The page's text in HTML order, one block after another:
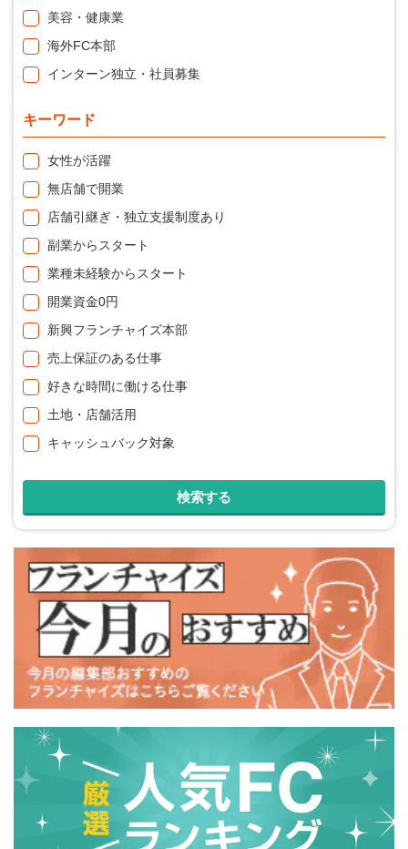
美容・健康業
海外FC本部
インターン独立・社員募集
キーワード
女性が活躍
無店舗で開業
店舗引継ぎ・独立支援制度あり
副業からスタート
業種未経験からスタート
開業資金0円
新興フランチャイズ本部
売上保証のある仕事
好きな時間に働ける仕事
土地・店舗活用
キャッシュバック対象